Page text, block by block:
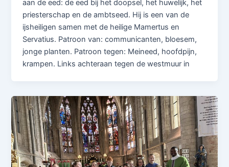
aan de eed: de eed bij het doopsel, het huwelijk, het
priesterschap en de ambtseed. Hij is een van de
ijsheiligen samen met de heilige Mamertus en
Servatius. Patroon van: communicanten, bloesem,
jonge planten. Patroon tegen: Meineed, hoofdpijn,
krampen. Links achteraan tegen de westmuur in